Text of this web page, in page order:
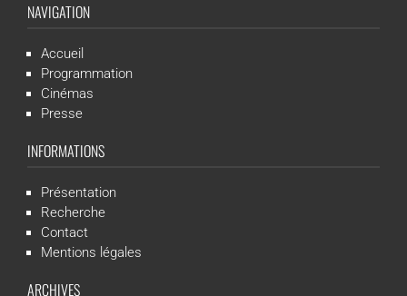
NAVIGATION
Accueil
Programmation
Cinémas
Presse
INFORMATIONS
Présentation
Recherche
Contact
Mentions légales
ARCHIVES